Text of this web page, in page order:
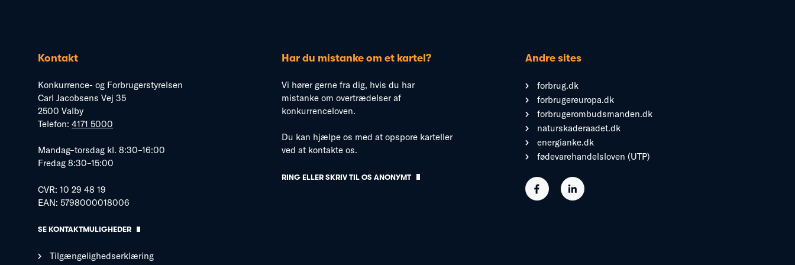
Kontakt
Konkurrence- og Forbrugerstyrelsen
Carl Jacobsens Vej 35
2500 Valby
Telefon: 4171 5000
Mandag–torsdag kl. 8:30–16:00
Fredag 8:30–15:00
CVR: 10 29 48 19
EAN: 5798000018006
SE KONTAKTMULIGHEDER
Tilgængelighedserklæring
Har du mistanke om et kartel?
Vi hører gerne fra dig, hvis du har
mistanke om overtrædelser af
konkurrenceloven.
Du kan hjælpe os med at opspore karteller
ved at kontakte os.
RING ELLER SKRIV TIL OS ANONYMT
Andre sites
forbrug.dk
forbrugereuropa.dk
forbrugerombudsmanden.dk
naturskaderaadet.dk
energianke.dk
fødevarehandelsloven (UTP)